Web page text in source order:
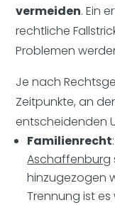
vermeiden. Ein
rechtliche
Problemen
Je nach
Zeitpunkte, an
entscheidenden
Familienrecht
Aschaffenburg
hinzugezogen
Trennung ist